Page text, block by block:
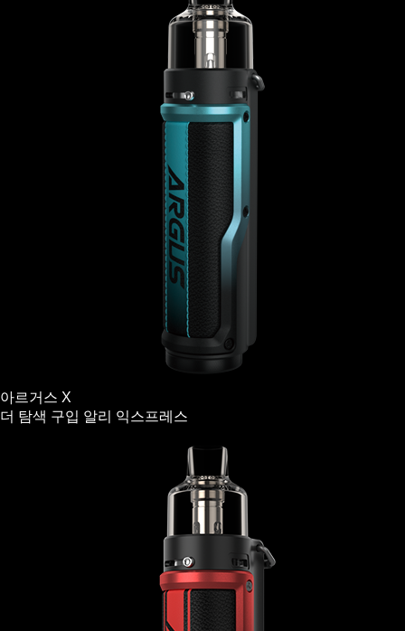
아르거스 X
더 탐색 구입 알리 익스프레스